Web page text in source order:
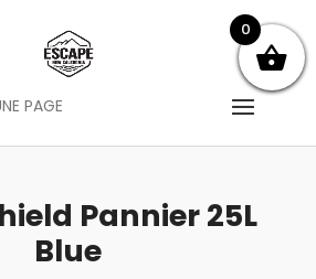
PAGE
Pannier 25L
Blue
0